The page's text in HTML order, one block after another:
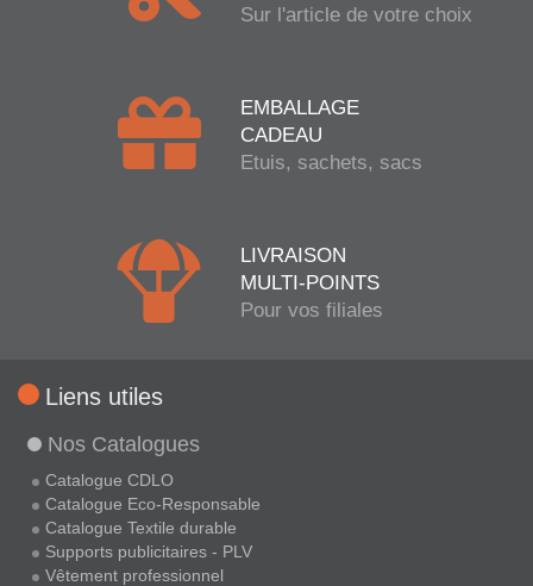
Sur l'article de votre choix
EMBALLAGE
CADEAU
Etuis, sachets, sacs
LIVRAISON
MULTI-POINTS
Pour vos filiales
Liens utiles
Nos Catalogues
Catalogue CDLO
Catalogue Eco-Responsable
Catalogue Textile durable
Supports publicitaires - PLV
Vêtement professionnel